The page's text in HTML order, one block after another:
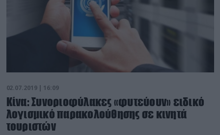
02.07.2019 | 16:09
Κίνα: Συνοριοφύλακες «φυτεύουν» ειδικό
λογισμικό παρακολούθησης σε κινητά
τουριστών